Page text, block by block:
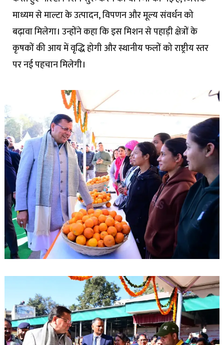
माध्यम से माल्टा के उत्पादन, विपणन और मूल्य संवर्धन को
बढ़ावा मिलेगा। उन्होंने कहा कि इस मिशन से पहाड़ी क्षेत्रों के
कृषकों की आय में वृद्धि होगी और स्थानीय फलों को राष्ट्रीय स्तर
पर नई पहचान मिलेगी।